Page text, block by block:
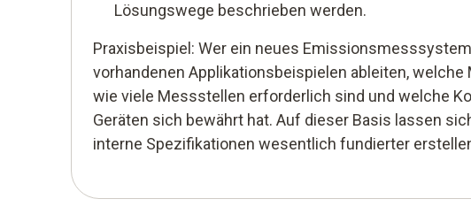
Lösungswege beschrieben werden.
Praxisbeispiel: Wer ein neues
vorhandenen Applikationsbeispielen ableiten,
wie viele Messstellen erforderlich sind und welche
Geräten sich bewährt hat. Auf dieser Basis lassen
interne Spezifikationen wesentlich fundierter